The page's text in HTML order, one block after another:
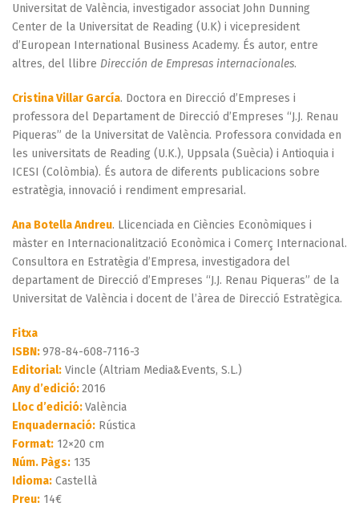
Universitat de València, investigador associat John Dunning
Center de la Universitat de Reading (U.K) i vicepresident
d’European International Business Academy. És autor, entre
altres, del llibre Dirección de Empresas internacionales.
Cristina Villar García. Doctora en Direcció d’Empreses i
professora del Departament de Direcció d’Empreses “J.J. Renau
Piqueras” de la Universitat de València. Professora convidada en
les universitats de Reading (U.K.), Uppsala (Suècia) i Antioquia i
ICESI (Colòmbia). És autora de diferents publicacions sobre
estratègia, innovació i rendiment empresarial.
Ana Botella Andreu. Llicenciada en Ciències Econòmiques i
màster en Internacionalització Econòmica i Comerç Internacional.
Consultora en Estratègia d’Empresa, investigadora del
departament de Direcció d’Empreses “J.J. Renau Piqueras” de la
Universitat de València i docent de l’àrea de Direcció Estratègica.
Fitxa
ISBN:978-84-608-7116-3
Editorial: Vincle (Altriam Media&Events, S.L.)
Any d’edició:2016
Lloc d’edició:València
Enquadernació: Rústica
Format: 12×20 cm
Núm. Pàgs: 135
Idioma: Castellà
Preu: 14€